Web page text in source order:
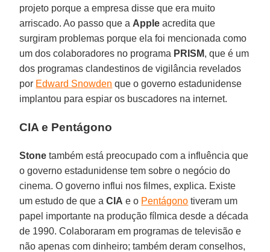
projeto porque a empresa disse que era muito
arriscado. Ao passo que a Apple acredita que
surgiram problemas porque ela foi mencionada como
um dos colaboradores no programa PRISM, que é um
dos programas clandestinos de vigilância revelados
por Edward Snowden que o governo estadunidense
implantou para espiar os buscadores na internet.
CIA e Pentágono
Stone também está preocupado com a influência que
o governo estadunidense tem sobre o negócio do
cinema. O governo influi nos filmes, explica. Existe
um estudo de que aCIA e o Pentágono tiveram um
papel importante na produção fílmica desde a década
de 1990. Colaboraram em programas de televisão e
não apenas com dinheiro; também deram conselhos,